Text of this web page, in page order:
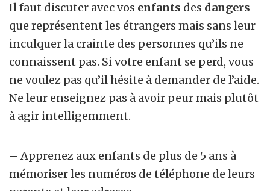
Il faut discuter avec vos enfants des dangers
que représentent les étrangers mais sans leur
inculquer la crainte des personnes qu’ils ne
connaissent pas. Si votre enfant se perd, vous
ne voulez pas qu’il hésite à demander de l’aide.
Ne leur enseignez pas à avoir peur mais plutôt
à agir intelligemment.
– Apprenez aux enfants de plus de 5 ans à
mémoriser les numéros de téléphone de leurs